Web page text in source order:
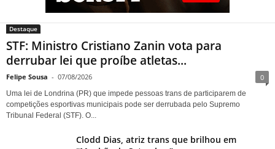
Destaque
STF: Ministro Cristiano Zanin vota para
derrubar lei que proíbe atletas...
Felipe Sousa - 07/08/2026 0
Uma lei de Londrina (PR) que impede pessoas trans de participarem de
competições esportivas municipais pode ser derrubada pelo Supremo
Tribunal Federal (STF). O...
Clodd Dias, atriz trans que brilhou em